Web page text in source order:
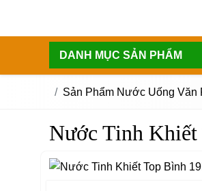
DANH MỤC SẢN PHẨM
Sản Phẩm Nước Uống Văn
Nước Tinh